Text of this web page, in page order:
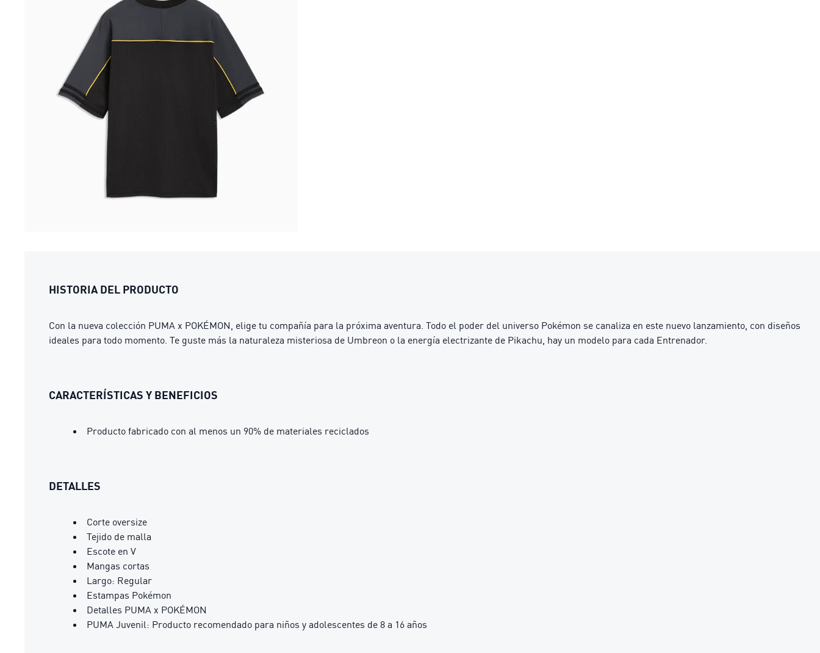
HISTORIA DEL PRODUCTO
Con la nueva colección PUMA x POKÉMON, elige tu compañía para la próxima aventura. Todo el poder del universo Pokémon se canaliza en este nuevo lanzamiento, con diseños
ideales para todo momento. Te guste más la naturaleza misteriosa de Umbreon o la energía electrizante de Pikachu, hay un modelo para cada Entrenador.
CARACTERÍSTICAS Y BENEFICIOS
Producto fabricado con al menos un 90% de materiales reciclados
DETALLES
Corte oversize
Tejido de malla
Escote en V
Mangas cortas
Largo: Regular
Estampas Pokémon
Detalles PUMA x POKÉMON
PUMA Juvenil: Producto recomendado para niños y adolescentes de 8 a 16 años